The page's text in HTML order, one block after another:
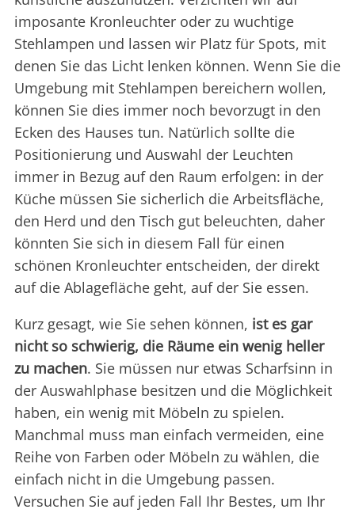
imposante Kronleuchter oder zu wuchtige
Stehlampen und lassen wir Platz für Spots, mit
denen Sie das Licht lenken können. Wenn Sie die
Umgebung mit Stehlampen bereichern wollen,
können Sie dies immer noch bevorzugt in den
Ecken des Hauses tun. Natürlich sollte die
Positionierung und Auswahl der Leuchten
immer in Bezug auf den Raum erfolgen: in der
Küche müssen Sie sicherlich die Arbeitsfläche,
den Herd und den Tisch gut beleuchten, daher
könnten Sie sich in diesem Fall für einen
schönen Kronleuchter entscheiden, der direkt
auf die Ablagefläche geht, auf der Sie essen.
Kurz gesagt, wie Sie sehen können, ist es gar
nicht so schwierig, die Räume ein wenig heller
zu machen. Sie müssen nur etwas Scharfsinn in
der Auswahlphase besitzen und die Möglichkeit
haben, ein wenig mit Möbeln zu spielen.
Manchmal muss man einfach vermeiden, eine
Reihe von Farben oder Möbeln zu wählen, die
einfach nicht in die Umgebung passen.
Versuchen Sie auf jeden Fall Ihr Bestes, um Ihr